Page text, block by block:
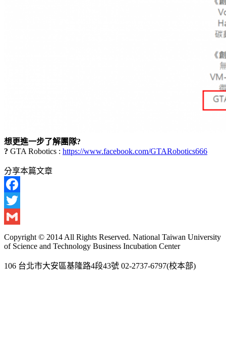
想更進一步了解團隊?
? GTA Robotics : https://www.facebook.com/GTARobotics666
分享本篇文章
Facebook
Twitter
Gmail
Copyright © 2014 All Rights Reserved. National Taiwan University
of Science and Technology Business Incubation Center
106 台北市大安區基隆路4段43號 02-2737-6797(校本部)